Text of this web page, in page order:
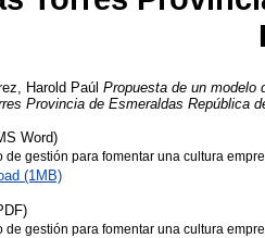
Harold Paúl Propuesta de un modelo
Provincia de Esmeraldas República
Word)
de gestión para fomentar una cultura
(1MB)
de gestión para fomentar una cultura